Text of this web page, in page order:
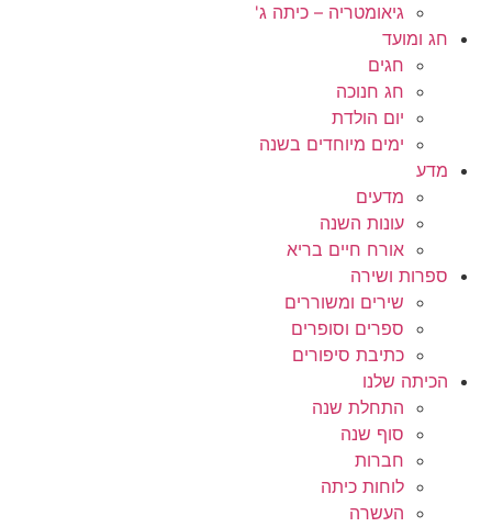
גיאומטריה – כיתה ג'
חג ומועד
חגים
חג חנוכה
יום הולדת
ימים מיוחדים בשנה
מדע
מדעים
עונות השנה
אורח חיים בריא
ספרות ושירה
שירים ומשוררים
ספרים וסופרים
כתיבת סיפורים
הכיתה שלנו
התחלת שנה
סוף שנה
חברות
לוחות כיתה
העשרה